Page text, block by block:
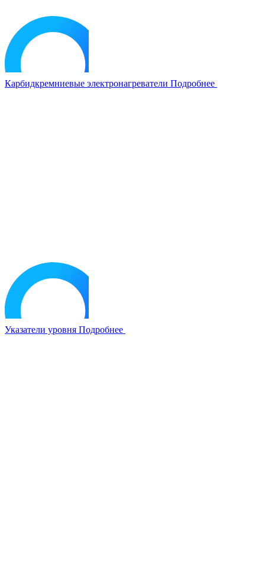
Карбидкремниевые электронагреватели Подробнее
Указатели уровня Подробнее